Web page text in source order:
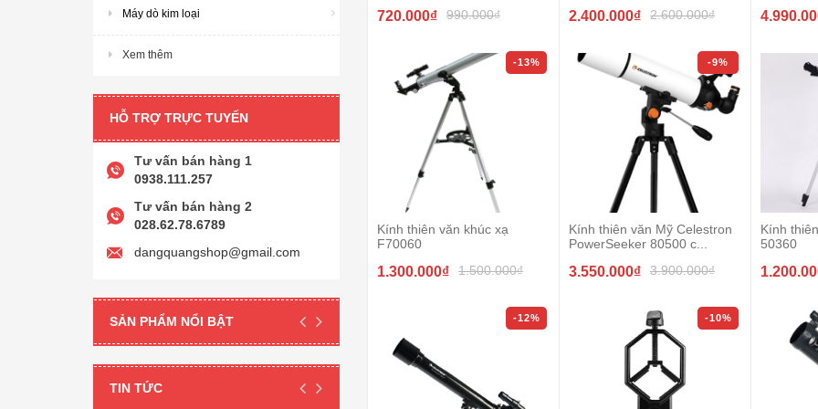
Máy dò kim loại
Xem thêm
HỖ TRỢ TRỰC TUYẾN
Tư vấn bán hàng 1
0938.111.257
Tư vấn bán hàng 2
028.62.78.6789
dangquangshop@gmail.com
SẢN PHẨM NỔI BẬT
TIN TỨC
720.000₫ 990.000₫
-13%
Kính thiên văn khúc xạ
F70060
1.300.000₫ 1.500.000₫
-12%
2.400.000₫ 2.600.000₫
-9%
Kính thiên văn Mỹ Celestron
PowerSeeker 80500 c...
3.550.000₫ 3.900.000₫
-10%
Kính
50360